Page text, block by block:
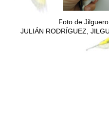
Foto de
JULIÁN RODRÍGUEZ,